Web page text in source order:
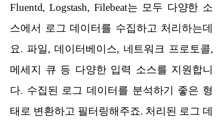
Fluentd, Logstash, Filebeat는 모두 다양한 소
스에서 로그 데이터를 수집하고 처리하는데
요. 파일, 데이터베이스, 네트워크 프로토콜,
메세지 큐 등 다양한 입력 소스를 지원합니
다. 수집된 로그 데이터를 분석하기 좋은 형
태로 변환하고 필터링해주죠. 처리된 로그 데